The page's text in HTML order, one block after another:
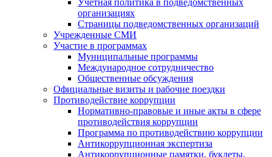
Учетная политика в подведомственных
организациях
Страницы подведомственных организаций
Учрежденные СМИ
Участие в программах
Муниципальные программы
Международное сотрудничество
Общественные обсуждения
Официальные визиты и рабочие поездки
Противодействие коррупции
Нормативно-правовые и иные акты в сфере
противодействия коррупции
Программа по противодействию коррупции
Антикоррупционная экспертиза
Антикоррупционные памятки, буклеты,